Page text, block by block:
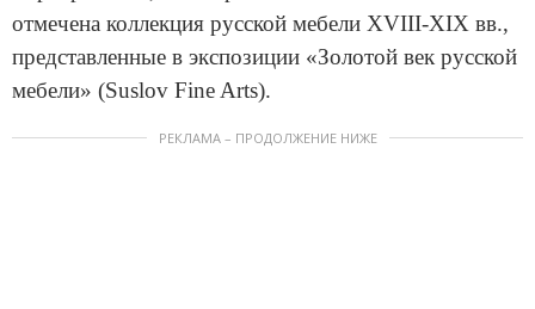
отмечена коллекция русской мебели XVIII-XIX вв.,
представленные в экспозиции «Золотой век русской
мебели» (Suslov Fine Arts).
РЕКЛАМА – ПРОДОЛЖЕНИЕ НИЖЕ